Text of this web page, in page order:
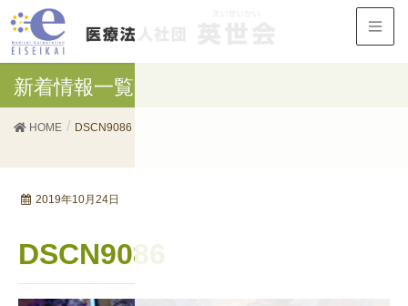
新着情報一覧
HOME DSCN9086
2019年10月24日
DSCN9086